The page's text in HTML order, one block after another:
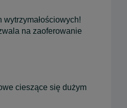
na zaoferowanie
cieszące się dużym